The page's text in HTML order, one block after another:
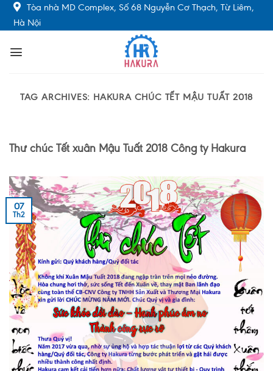
Skip
Tòa nhà MD Complex, Số 68 Nguyễn Cơ Thạch, Từ Liêm,
Hà Nội
TAG ARCHIVES: HAKURA CHÚC TẾT MẬU TUẤT 2018
Thư chúc Tết xuân Mậu Tuất 2018 Công ty Hakura
07
Th2